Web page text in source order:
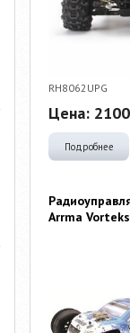
RH8062UPG
Цена:
Подробнее
Arrma